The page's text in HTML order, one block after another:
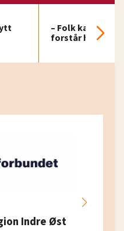
– Folk kan bli
forstår hvorfor
Indre Øst